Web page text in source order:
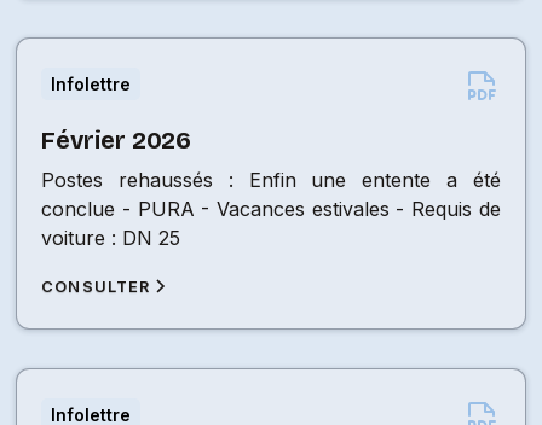
Infolettre
Février 2026
Postes rehaussés : Enfin une entente a été
conclue - PURA - Vacances estivales - Requis de
voiture : DN 25
CONSULTER
Infolettre